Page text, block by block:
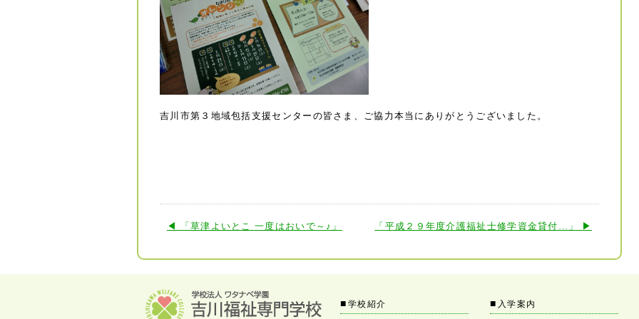
吉川市第３地域包括支援センターの皆さま、ご協力本当にありがとうございました。
◀ 「草津よいとこ 一度はおいで～♪」 「平成２９年度介護福祉士修学資金貸付…」 ▶
■ 学校紹介 ■ 入学案内